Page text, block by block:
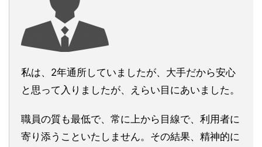
私は、2年通所していましたが、大手だから安心
と思って入りましたが、えらい目にあいました。
職員の質も最低で、常に上から目線で、利用者に
寄り添うこといたしません。その結果、精神的に